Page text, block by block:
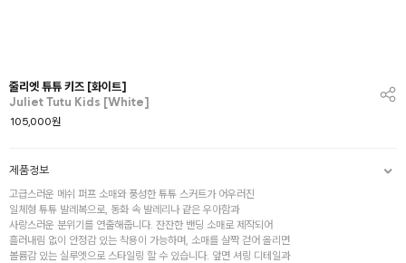
줄리엣 튜튜 키즈 [화이트]
Juliet Tutu Kids [White]
105,000원
제품정보
고급스러운 메쉬 퍼프 소매와 풍성한 튜튜 스커트가 어우러진
일체형 튜튜 발레복으로, 동화 속 발레리나 같은 우아함과
사랑스러운 분위기를 연출해줍니다. 잔잔한 밴딩 소매로 제작되어
흘러내림 없이 안정감 있는 착용이 가능하며, 소매를 살짝 걷어 올리면
볼륨감 있는 실루엣으로 스타일링 할 수 있습니다. 앞면 셔링 디테일과